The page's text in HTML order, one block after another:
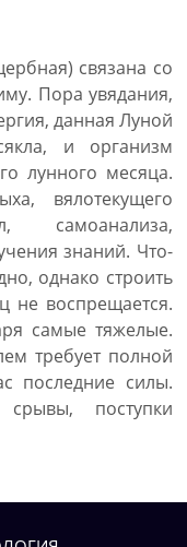
связана со
Пора увядания,
данная Луной
и организм
лунного месяца.
вялотекущего
самоанализа,
знаний. Что-
однако строить
не воспрещается.
самые тяжелые.
требует полной
последние силы.
поступки